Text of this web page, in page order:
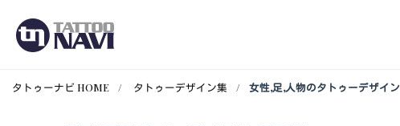
タトゥーナビ HOME タトゥーデザイン集 女性,足,人物のタトゥーデザイン